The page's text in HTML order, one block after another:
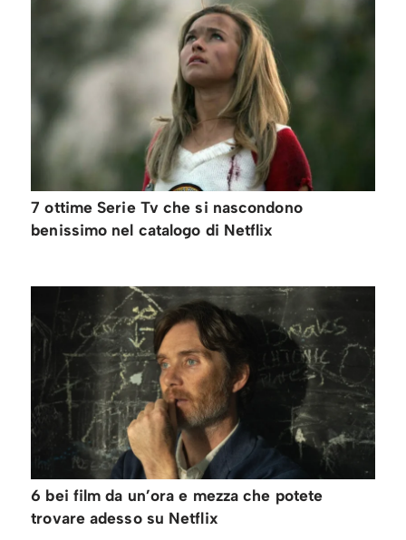
7 ottime Serie Tv che si nascondono
benissimo nel catalogo di Netflix
6 bei film da un’ora e mezza che potete
trovare adesso su Netflix